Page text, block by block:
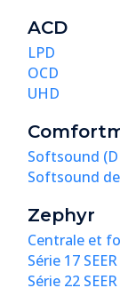
ACD
LPD
OCD
UHD
Softsound
Softsound
Zephyr
Centrale et
Série 17 SEER
Série 22 SEER